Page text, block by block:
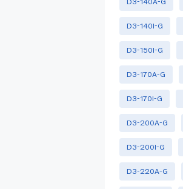
D3-140I-G
D3-150I-G
D3-170A-G
D3-170I-G
D3-200A-G
D3-200I-G
D3-220A-G